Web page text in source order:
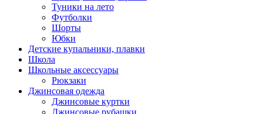
Туники на лето
Футболки
Шорты
Юбки
Детские купальники, плавки
Школа
Школьные аксессуары
Рюкзаки
Джинсовая одежда
Джинсовые куртки
Джинсовые рубашки